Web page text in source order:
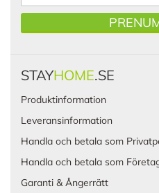
STAYHOME.SE
Produktinformation
Leveransinformation
Handla och betala som
Handla och betala som
Garanti & Ångerrätt